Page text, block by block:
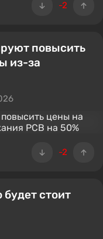
-2
повысить
из-за
-2
будет стоит